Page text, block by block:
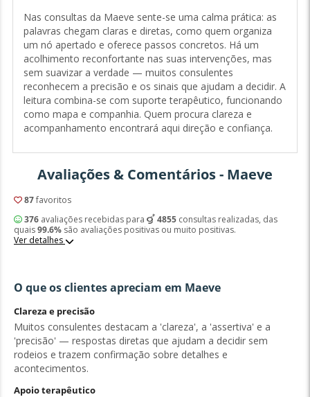
Nas consultas da Maeve sente-se uma calma prática: as
palavras chegam claras e diretas, como quem organiza
um nó apertado e oferece passos concretos. Há um
acolhimento reconfortante nas suas intervenções, mas
sem suavizar a verdade — muitos consulentes
reconhecem a precisão e os sinais que ajudam a decidir. A
leitura combina-se com suporte terapêutico, funcionando
como mapa e companhia. Quem procura clareza e
acompanhamento encontrará aqui direção e confiança.
Avaliações & Comentários - Maeve
87favoritos
376avaliações recebidas para 4855consultas realizadas, das
quais99.6%são avaliações positivas ou muito positivas.
Ver detalhes
O que os clientes apreciam em Maeve
Clareza e precisão
Muitos consulentes destacam a 'clareza', a 'assertiva' e a
'precisão' — respostas diretas que ajudam a decidir sem
rodeios e trazem confirmação sobre detalhes e
acontecimentos.
Apoio terapêutico